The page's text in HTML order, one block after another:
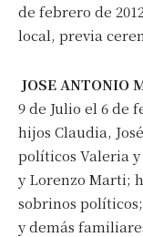
de febrero de
local, previa
JOSE ANTONIO
9 de Julio el 6 de
hijos Claudia,
políticos Valeria y
y Lorenzo Marti;
sobrinos
y demás